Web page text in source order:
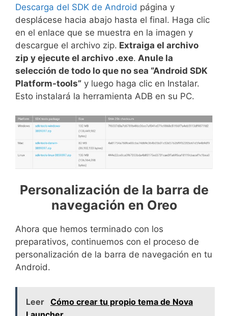
Descarga del SDK de Android página y
desplácese hacia abajo hasta el final. Haga clic
en el enlace que se muestra en la imagen y
descargue el archivo zip. Extraiga el archivo
zip y ejecute el archivo .exe. Anule la
selección de todo lo que no sea “Android SDK
Platform-tools” y luego haga clic en Instalar.
Esto instalará la herramienta ADB en su PC.
Personalización de la barra de
navegación en Oreo
Ahora que hemos terminado con los
preparativos, continuemos con el proceso de
personalización de la barra de navegación en tu
Android.
Leer Cómo crear tu propio tema de Nova